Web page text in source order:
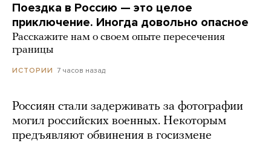
Поездка в Россию — это целое
приключение. Иногда довольно опасное
Расскажите нам о своем опыте пересечения
границы
ИСТОРИИ 7 часов назад
Россиян стали задерживать за фотографии
могил российских военных. Некоторым
предъявляют обвинения в госизмене